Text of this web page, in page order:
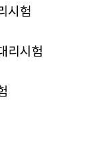
시험
리시험